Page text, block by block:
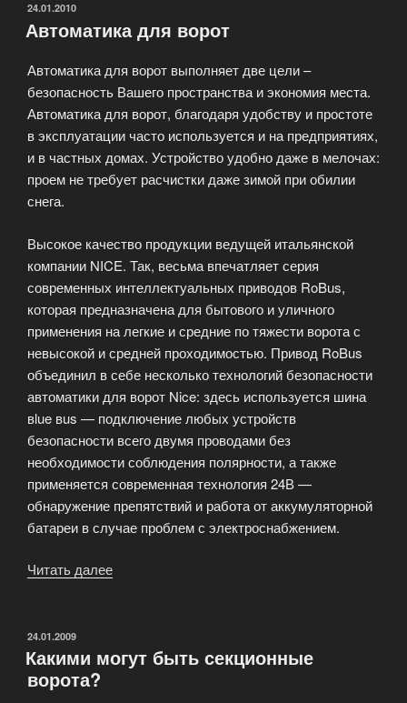
быть
роскошного
мира»
ОПУБЛИКОВАНО
24.01.2010
Автоматика для ворот
Автоматика для ворот выполняет две цели –
безопасность Вашего пространства и экономия места.
Автоматика для ворот, благодаря удобству и простоте
в эксплуатации часто используется и на предприятиях,
и в частных домах. Устройство удобно даже в мелочах:
проем не требует расчистки даже зимой при обилии
снега.
Высокое качество продукции ведущей итальянской
компании NICE. Так, весьма впечатляет серия
современных интеллектуальных приводов RoBus,
которая предназначена для бытового и уличного
применения на легкие и средние по тяжести ворота с
невысокой и средней проходимостью. Привод RoBus
объединил в себе несколько технологий безопасности
автоматики для ворот Nice: здесь используется шина
вlue вus — подключение любых устройств
безопасности всего двумя проводами без
необходимости соблюдения полярности, а также
применяется современная технология 24В —
обнаружение препятствий и работа от аккумуляторной
батареи в случае проблем с электроснабжением.
Читать далее
ОПУБЛИКОВАНО
24.01.2009
Какими могут быть секционные
ворота?